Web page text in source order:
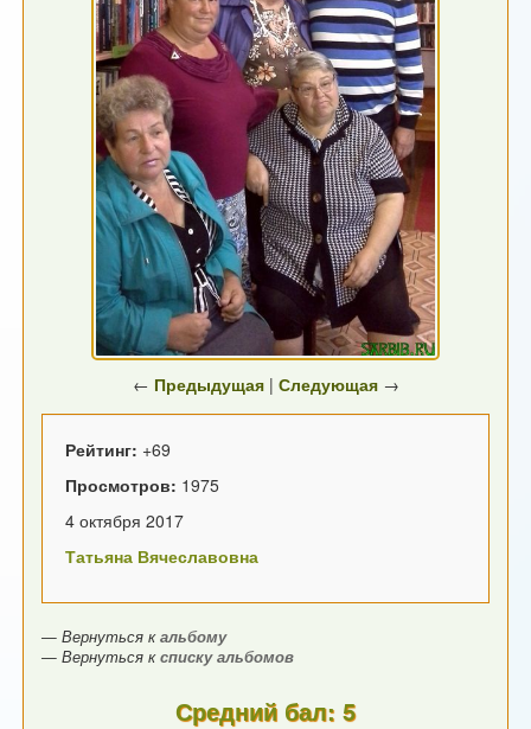
← Предыдущая| Следующая→
Рейтинг: +69
Просмотров: 1975
4 октября 2017
Татьяна Вячеславовна
— Вернуться кальбому
— Вернуться ксписку альбомов
Средний бал: 5